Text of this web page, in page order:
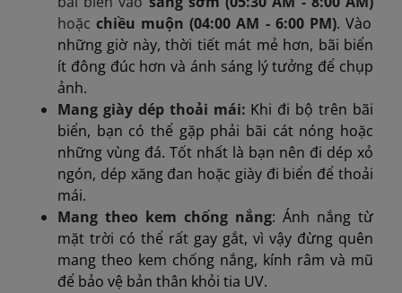
hoặcchiều muộn (04:00 AM - 6:00 PM). Vào
những giờ này, thời tiết mát mẻ hơn, bãi biển
ít đông đúc hơn và ánh sáng lý tưởng để chụp
ảnh.
Mang giày dép thoải mái: Khi đi bộ trên bãi
biển, bạn có thể gặp phải bãi cát nóng hoặc
những vùng đá. Tốt nhất là bạn nên đi dép xỏ
ngón, dép xăng đan hoặc giày đi biển để thoải
mái.
Mang theo kem chống nắng: Ánh nắng từ
mặt trời có thể rất gay gắt, vì vậy đừng quên
mang theo kem chống nắng, kính râm và mũ
để bảo vệ bản thân khỏi tia UV.